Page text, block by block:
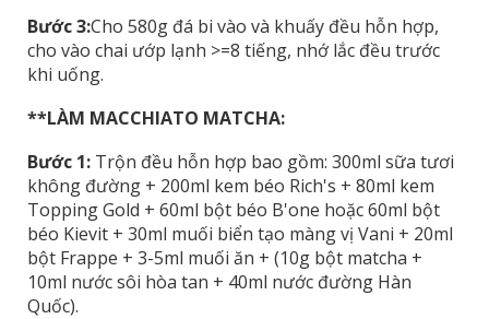
Bước 3:Cho 580g đá bi vào và khuấy đều hỗn hợp,
cho vào chai ướp lạnh >=8 tiếng, nhớ lắc đều trước
khi uống.
**LÀM MACCHIATO MATCHA:
Bước 1: Trộn đều hỗn hợp bao gồm: 300ml sữa tươi
không đường + 200ml kem béo Rich's + 80ml kem
Topping Gold + 60ml bột béo B'one hoặc 60ml bột
béo Kievit + 30ml muối biển tạo màng vị Vani + 20ml
bột Frappe + 3-5ml muối ăn + (10g bột matcha +
10ml nước sôi hòa tan + 40ml nước đường Hàn
Quốc).